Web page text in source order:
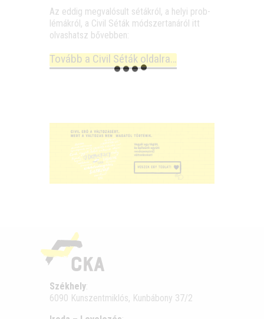
Az eddig meg­va­ló­sult séták­ról, a helyi prob­
lé­mák­ról, a Civil Séták mód­szer­ta­ná­ról itt
olvas­hatsz bővebben:
Tovább a Civil Séták oldalra…
Székhely:
6090 Kunszentmiklós, Kunbábony 37/2